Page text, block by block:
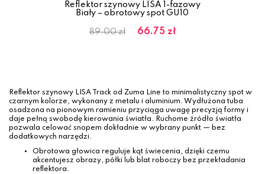
Reflektor szynowy LISA 1-fazowy
Biały – obrotowy spot GU10
89.00 zł 66.75 zł
Reflektor szynowy LISA Track od Zuma Line to minimalistyczny spot w
czarnym kolorze, wykonany z metalu i aluminium. Wydłużona tuba
osadzona na pionowym ramieniu przyciąga uwagę precyzją formy i
daje pełną swobodę kierowania światła. Ruchome źródło światła
pozwala celować snopem dokładnie w wybrany punkt — bez
dodatkowych narzędzi.
Obrotowa głowica reguluje kąt świecenia, dzięki czemu
akcentujesz obrazy, półki lub blat roboczy bez przekładania
reflektora.